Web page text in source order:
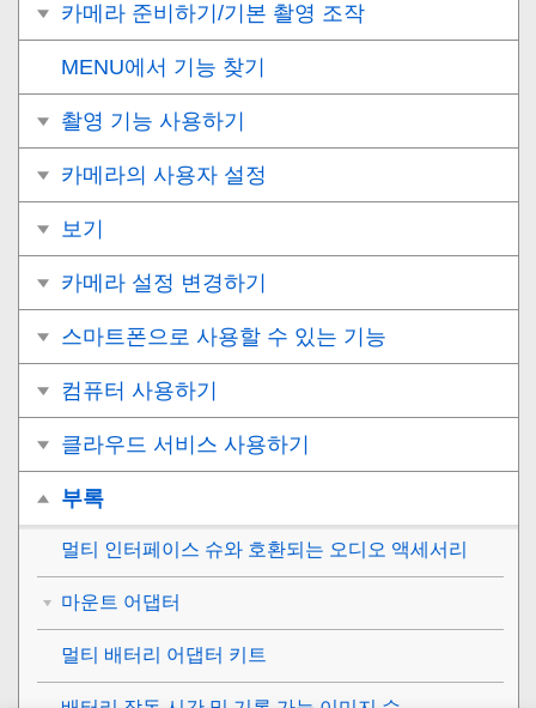
카메라 준비하기/기본 촬영 조작
MENU에서 기능 찾기
촬영 기능 사용하기
카메라의 사용자 설정
보기
카메라 설정 변경하기
스마트폰으로 사용할 수 있는 기능
컴퓨터 사용하기
클라우드 서비스 사용하기
부록
멀티 인터페이스 슈와 호환되는 오디오 액세서리
마운트 어댑터
멀티 배터리 어댑터 키트